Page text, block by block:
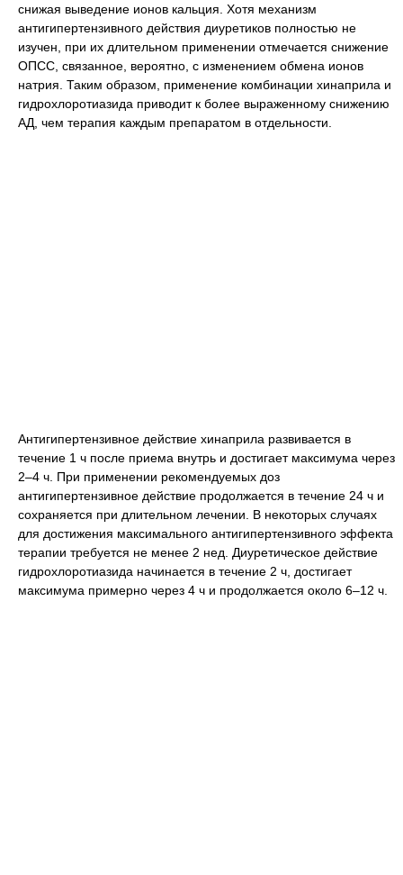
снижая выведение ионов кальция. Хотя механизм
антигипертензивного действия диуретиков полностью не
изучен, при их длительном применении отмечается снижение
ОПСС, связанное, вероятно, с изменением обмена ионов
натрия. Таким образом, применение комбинации хинаприла и
гидрохлоротиазида приводит к более выраженному снижению
АД, чем терапия каждым препаратом в отдельности.
Антигипертензивное действие хинаприла развивается в
течение 1 ч после приема внутрь и достигает максимума через
2–4 ч. При применении рекомендуемых доз
антигипертензивное действие продолжается в течение 24 ч и
сохраняется при длительном лечении. В некоторых случаях
для достижения максимального антигипертензивного эффекта
терапии требуется не менее 2 нед. Диуретическое действие
гидрохлоротиазида начинается в течение 2 ч, достигает
максимума примерно через 4 ч и продолжается около 6–12 ч.